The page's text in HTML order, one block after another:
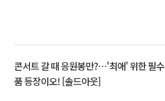
콘서트 갈 때 응원봉만?⋯'최애' 위한 필수
품 등장이오! [솔드아웃]